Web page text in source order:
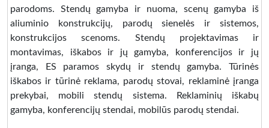
parodoms. Stendų gamyba ir nuoma, scenų gamyba iš
aliuminio konstrukcijų, parodų sienelės ir sistemos,
konstrukcijos scenoms. Stendų projektavimas ir
montavimas, iškabos ir jų gamyba, konferencijos ir jų
įranga, ES paramos skydų ir stendų gamyba. Tūrinės
iškabos ir tūrinė reklama, parodų stovai, reklaminė įranga
prekybai, mobili stendų sistema. Reklaminių iškabų
gamyba, konferencijų stendai, mobilūs parodų stendai.